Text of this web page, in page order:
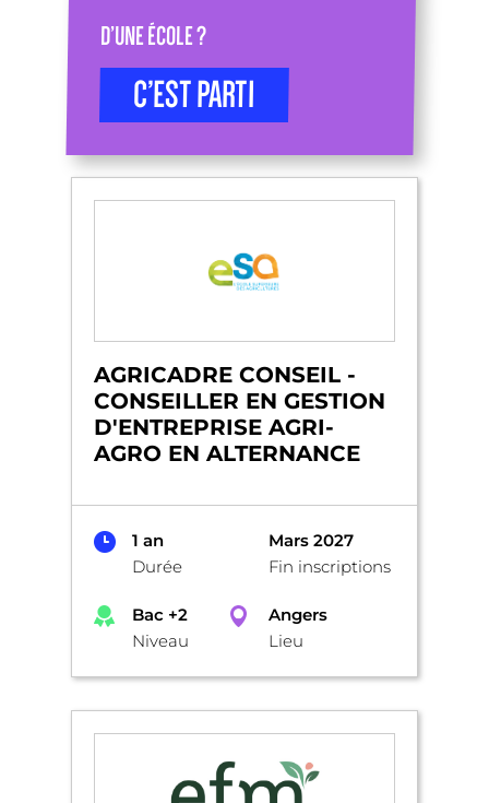
D’UNE ÉCOLE ?
C’EST PARTI
AGRICADRE CONSEIL -
CONSEILLER EN GESTION
D'ENTREPRISE AGRI-
AGRO EN ALTERNANCE
1 an
Durée
Mars 2027
Fin inscriptions
Bac +2
Niveau
Angers
Lieu